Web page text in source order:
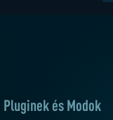
Pluginek és Modok